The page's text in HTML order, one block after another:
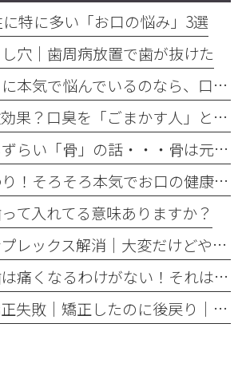
特に多い「お口の悩み」3選
穴｜歯周病放置で歯が抜けた
口臭があることに本気で悩んでいるのなら、口臭を本気で治そう
ガムやアメは逆効果？口臭を「ごまかす人」と「治す人」の決定的な違い
非常にお伝えしずらい「骨」の話・・・骨は元には戻せない？
対処療法は終わり！そろそろ本気でお口の健康とは何かを考えませんか
て入れてる意味ありますか？
約１年半でコンプレックス解消｜大変だけどやって良かった歯の矯正治療
神経を抜いた歯は痛くなるわけがない！それは嘘です
マウスピース矯正失敗｜矯正したのに後戻り｜最近よく聞くけどそれってなんで？